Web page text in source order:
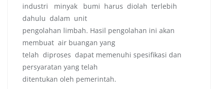
industri minyak bumi harus diolah terlebih
dahulu dalam unit
pengolahan limbah. Hasil pengolahan ini akan
membuat air buangan yang
telah diproses dapat memenuhi spesifikasi dan
persyaratan yang telah
ditentukan oleh pemerintah.